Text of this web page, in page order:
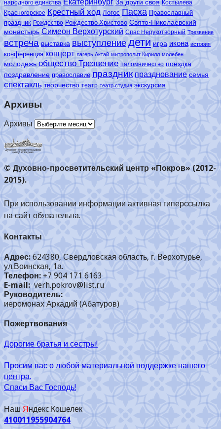
народного единства
За други своя Костылева
Красногорское Крестный ход Логос Пасха Православный
праздник Рождество Рождество Христово Свято-Николаевский
монастырь Симеон Верхотурский Спас Нерукотворный Трезвение
встреча выставка выступлениедети игра икона история
конференция концерт лагерь Актай митрополит Кирилл молебен
молодежь общество Трезвение паломничество поездка
поздравление православие праздник празднование семья
спектакль творчество театр театр-студия экскурсия
Архивы
Архивы
© Духовно-просветительский центр «Покров» (2012-
2015).
При использовании информации активная гиперссылка
на сайт обязательна.
Контакты
Адрес: 624380, Свердловская область, г. Верхотурье,
ул.Воинская, 1а.
Телефон: +7 904 171 6163
E-mail: verh.pokrov@list.ru
Руководитель:
иеромонах Аркадий (Абатуров)
Пожертвования
Дорогие братья и сестры!
Просим вас о любой материальной поддержке нашего
центра.
Спаси Вас Господь!
Наш Яндекс.Кошелек
410011955904764